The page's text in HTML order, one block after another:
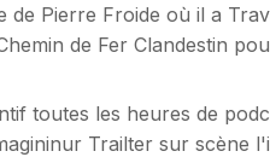
de Pierre Froide où il a
de Fer Clandestin
toutes les heures de
Trailter sur scène